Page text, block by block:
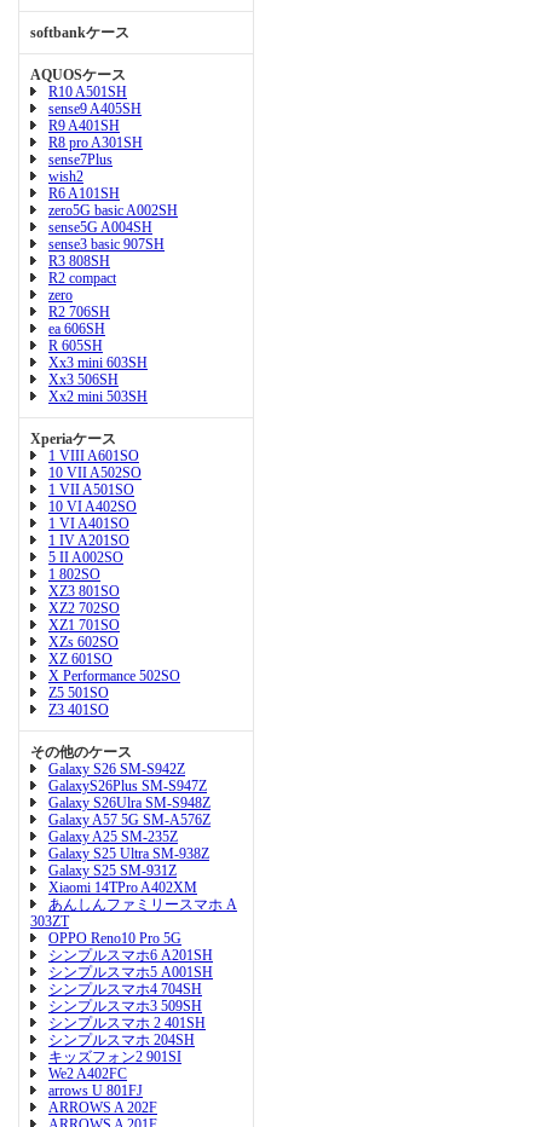
softbankケース
AQUOSケース
R10 A501SH
sense9 A405SH
R9 A401SH
R8 pro A301SH
sense7Plus
wish2
R6 A101SH
zero5G basic A002SH
sense5G A004SH
sense3 basic 907SH
R3 808SH
R2 compact
zero
R2 706SH
ea 606SH
R 605SH
Xx3 mini 603SH
Xx3 506SH
Xx2 mini 503SH
Xperiaケース
1 VIII A601SO
10 VII A502SO
1 VII A501SO
10 VI A402SO
1 VI A401SO
1 IV A201SO
5 II A002SO
1 802SO
XZ3 801SO
XZ2 702SO
XZ1 701SO
XZs 602SO
XZ 601SO
X Performance 502SO
Z5 501SO
Z3 401SO
その他のケース
Galaxy S26 SM-S942Z
GalaxyS26Plus SM-S947Z
Galaxy S26Ulra SM-S948Z
Galaxy A57 5G SM-A576Z
Galaxy A25 SM-235Z
Galaxy S25 Ultra SM-938Z
Galaxy S25 SM-931Z
Xiaomi 14TPro A402XM
あんしんファミリースマホ A
303ZT
OPPO Reno10 Pro 5G
シンプルスマホ6 A201SH
シンプルスマホ5 A001SH
シンプルスマホ4 704SH
シンプルスマホ3 509SH
シンプルスマホ 2 401SH
シンプルスマホ 204SH
キッズフォン2 901SI
We2 A402FC
arrows U 801FJ
ARROWS A 202F